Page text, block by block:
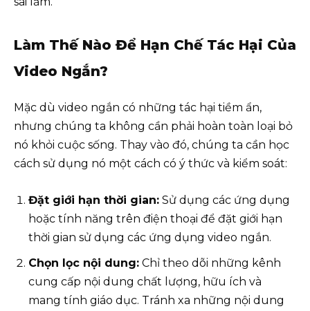
Làm Thế Nào Để Hạn Chế Tác Hại Của
Video Ngắn?
Mặc dù video ngắn có những tác hại tiềm ẩn,
nhưng chúng ta không cần phải hoàn toàn loại bỏ
nó khỏi cuộc sống. Thay vào đó, chúng ta cần học
cách sử dụng nó một cách có ý thức và kiểm soát:
Đặt giới hạn thời gian: Sử dụng các ứng dụng
hoặc tính năng trên điện thoại để đặt giới hạn
thời gian sử dụng các ứng dụng video ngắn.
Chọn lọc nội dung: Chỉ theo dõi những kênh
cung cấp nội dung chất lượng, hữu ích và
mang tính giáo dục. Tránh xa những nội dung